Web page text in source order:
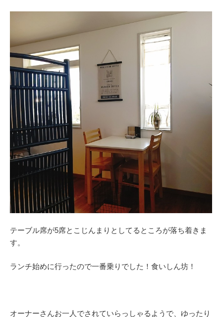
テーブル席が5席とこじんまりとしてるところが落ち着きま
す。
ランチ始めに行ったので一番乗りでした！食いしん坊！
オーナーさんお一人でされていらっしゃるようで、ゆったり